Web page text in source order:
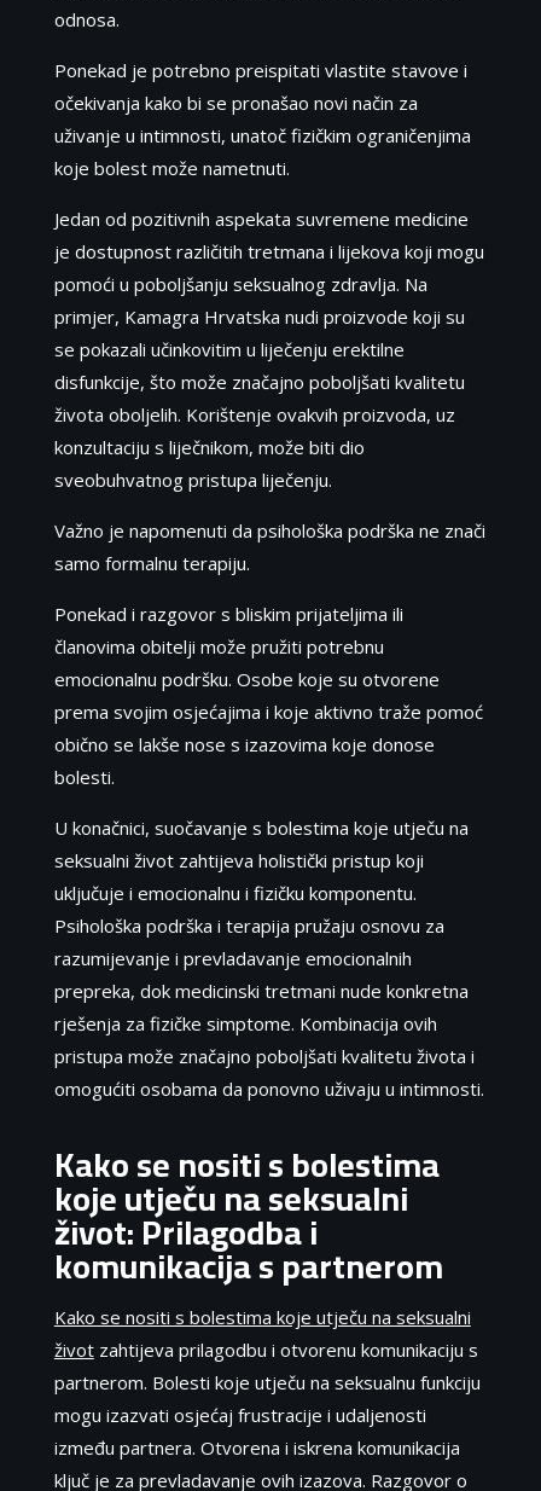
odnosa.
Ponekad je potrebno preispitati vlastite stavove i
očekivanja kako bi se pronašao novi način za
uživanje u intimnosti, unatoč fizičkim ograničenjima
koje bolest može nametnuti.
Jedan od pozitivnih aspekata suvremene medicine
je dostupnost različitih tretmana i lijekova koji mogu
pomoći u poboljšanju seksualnog zdravlja. Na
primjer, Kamagra Hrvatska nudi proizvode koji su
se pokazali učinkovitim u liječenju erektilne
disfunkcije, što može značajno poboljšati kvalitetu
života oboljelih. Korištenje ovakvih proizvoda, uz
konzultaciju s liječnikom, može biti dio
sveobuhvatnog pristupa liječenju.
Važno je napomenuti da psihološka podrška ne znači
samo formalnu terapiju.
Ponekad i razgovor s bliskim prijateljima ili
članovima obitelji može pružiti potrebnu
emocionalnu podršku. Osobe koje su otvorene
prema svojim osjećajima i koje aktivno traže pomoć
obično se lakše nose s izazovima koje donose
bolesti.
U konačnici, suočavanje s bolestima koje utječu na
seksualni život zahtijeva holistički pristup koji
uključuje i emocionalnu i fizičku komponentu.
Psihološka podrška i terapija pružaju osnovu za
razumijevanje i prevladavanje emocionalnih
prepreka, dok medicinski tretmani nude konkretna
rješenja za fizičke simptome. Kombinacija ovih
pristupa može značajno poboljšati kvalitetu života i
omogućiti osobama da ponovno uživaju u intimnosti.
Kako se nositi s bolestima
koje utječu na seksualni
život: Prilagodba i
komunikacija s partnerom
Kako se nositi s bolestima koje utječu na seksualni
životzahtijeva prilagodbu i otvorenu komunikaciju s
partnerom. Bolesti koje utječu na seksualnu funkciju
mogu izazvati osjećaj frustracije i udaljenosti
između partnera. Otvorena i iskrena komunikacija
ključ je za prevladavanje ovih izazova. Razgovor o